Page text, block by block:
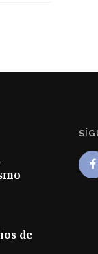
de